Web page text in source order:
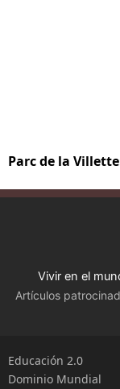
Parc de la
Vivir en el
Artículos
Educación 2.0
Dominio Mundial